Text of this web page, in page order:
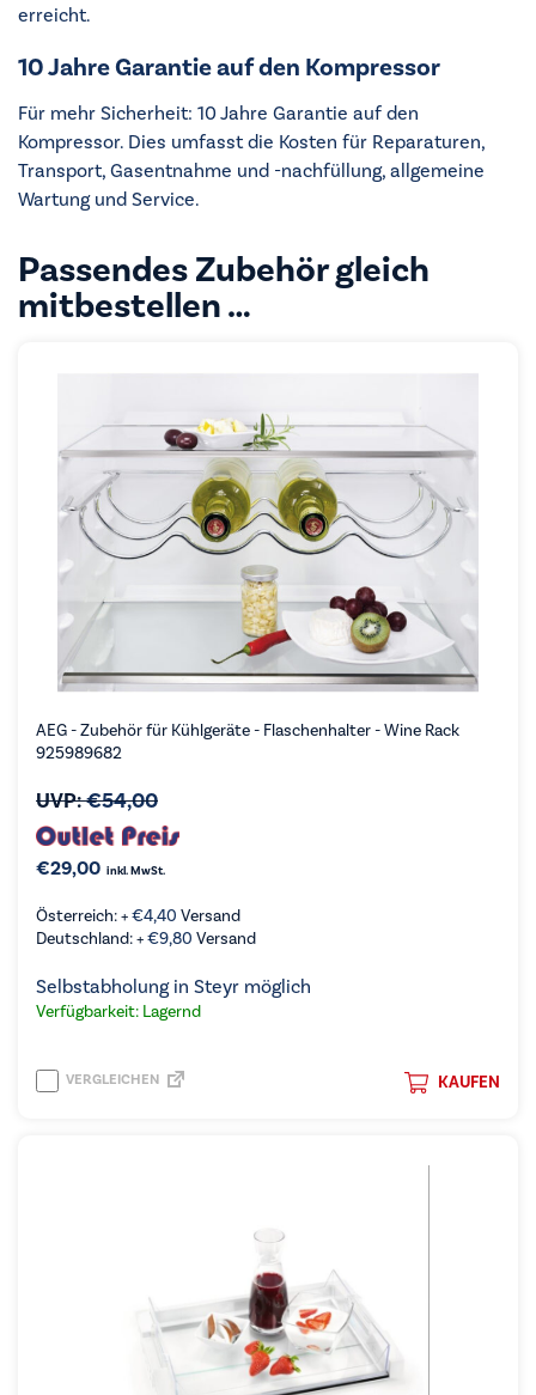
erreicht.
10 Jahre Garantie auf den Kompressor
Für mehr Sicherheit: 10 Jahre Garantie auf den
Kompressor. Dies umfasst die Kosten für Reparaturen,
Transport, Gasentnahme und -nachfüllung, allgemeine
Wartung und Service.
Passendes Zubehör gleich
mitbestellen …
AEG - Zubehör für Kühlgeräte - Flaschenhalter - Wine Rack
925989682
UVP:€54,00
€29,00 inkl. MwSt.
Österreich: +€4,40 Versand
Deutschland: +€9,80 Versand
Selbstabholung in Steyr möglich
Verfügbarkeit: Lagernd
KAUFEN
VERGLEICHEN